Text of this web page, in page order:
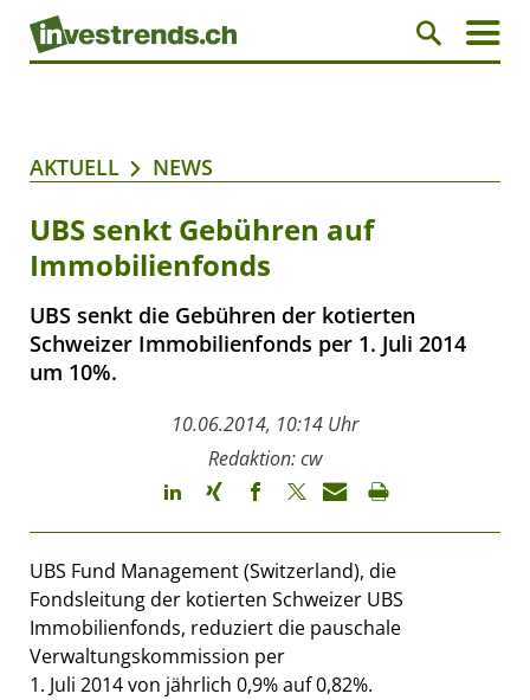
AKTUELL NEWS
UBS senkt Gebühren auf
Immobilienfonds
UBS senkt die Gebühren der kotierten
Schweizer Immobilienfonds per 1. Juli 2014
um 10%.
10.06.2014, 10:14 Uhr
Redaktion: cw
UBS Fund Management (Switzerland), die
Fondsleitung der kotierten Schweizer UBS
Immobilienfonds, reduziert die pauschale
Verwaltungskommission per
1. Juli 2014 von jährlich 0,9% auf 0,82%.